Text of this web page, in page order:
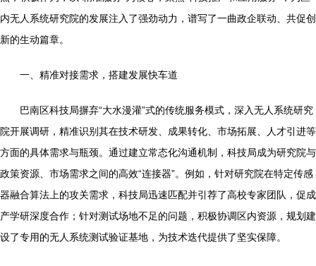
内无人系统研究院的发展注入了强劲动力，谱写了一曲政企联动、共促创
新的生动篇章。
一、精准对接需求，搭建发展快车道
巴南区科技局摒弃“大水漫灌”式的传统服务模式，深入无人系统研究
院开展调研，精准识别其在技术研发、成果转化、市场拓展、人才引进等
方面的具体需求与瓶颈。通过建立常态化沟通机制，科技局成为研究院与
政策资源、市场需求之间的高效“连接器”。例如，针对研究院在特定传感
器融合算法上的攻关需求，科技局迅速匹配并引荐了高校专家团队，促成
产学研深度合作；针对测试场地不足的问题，积极协调区内资源，规划建
设了专用的无人系统测试验证基地，为技术迭代提供了坚实保障。